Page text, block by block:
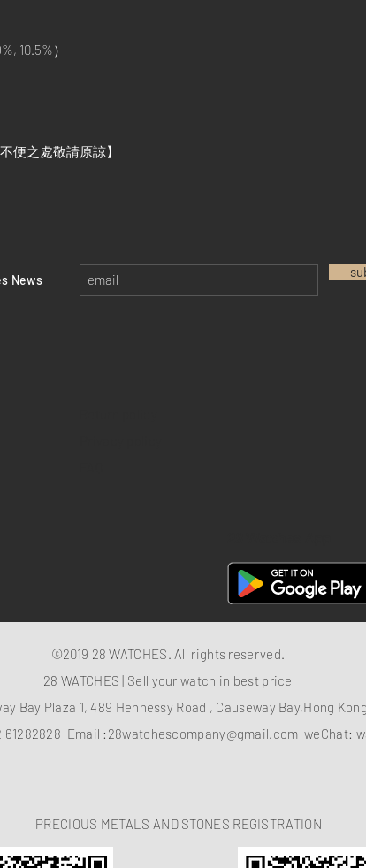
10.5%）
便之處敬請原諒】
News
©2019 28 WATCHES. All rights reserved.
28 WATCHES | Sell your watch in best price
Bay Plaza 1, 489 Hennessy Road , Causeway Bay,Hong Kong
61282828 Email : 28watchescompany@gmail.com weChat:
PRECIOUS METALS AND STONES REGISTRATION